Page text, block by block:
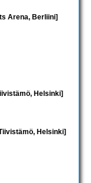
Arena, Berliini]
Helsinki]
Helsinki]